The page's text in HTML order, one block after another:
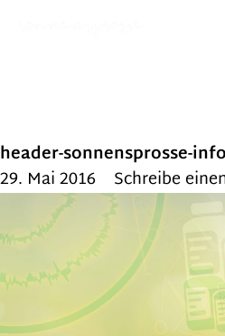
header-sonnensprosse-
29. Mai 2016
Schreibe